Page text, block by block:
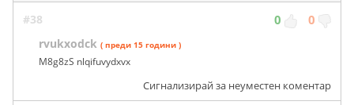
#38 0 0
rvukxodck ( преди 15 години )
M8g8zS nlqifuvydxvx
Сигнализирай за неуместен коментар